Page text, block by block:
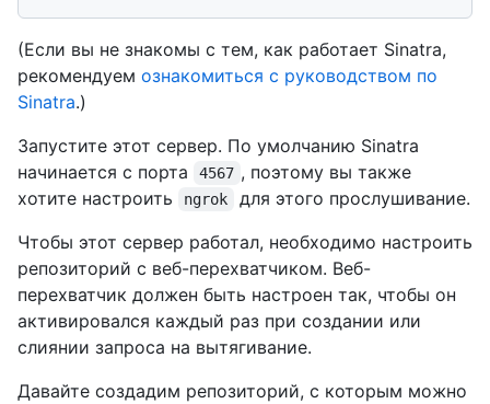
(Если вы не знакомы с тем, как работает Sinatra,
рекомендуем ознакомиться с руководством по
Sinatra.)
Запустите этот сервер. По умолчанию Sinatra
начинается с порта
4567 , поэтому вы также
хотите настроить
ngrok
для этого прослушивание.
Чтобы этот сервер работал, необходимо настроить
репозиторий с веб-перехватчиком. Веб-
перехватчик должен быть настроен так, чтобы он
активировался каждый раз при создании или
слиянии запроса на вытягивание.
Давайте создадим репозиторий, с которым можно